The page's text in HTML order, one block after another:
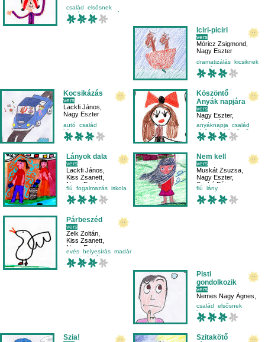
család
elsősnek
fantázia
fogalmazás
Iciri-piciri
vers
Móricz Zsigmond
Nagy Eszter
dramatizálás kicsiknek
macska
mese-vers
Kocsikázás
vers
Lackfi János
Nagy Eszter
autó család
környezetismeret
közlekedés
Köszöntő
Anyák napjára
vers
Nagy Eszter,
Tótth Réka
anyáknapja
család
elsősnek köszöntő
Lányok dala
vers
Lackfi János
Kiss Zsanett
Nagy Eszter
fiú fogalmazás iskola
jellemrajz
Nem kell
vers
Muskát Zsuzsa
Nagy Eszter,
Szabó Péter
fiú lány
Párbeszéd
vers
Zelk Zoltán
Kiss Zsanett
Nagy Eszter
evés helyesírás madár
mondatfajták
Pisti
gondolkozik
vers
Nemes Nagy Ágnes
Nagy Eszter
család
elsősnek
hangulat mese-vers
Szia!
Szitakötő